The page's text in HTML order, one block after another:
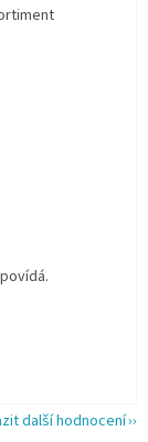
další hodnocení